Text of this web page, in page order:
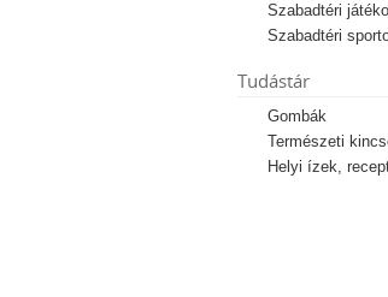
Szabadtéri
Szabadtéri
Tudástár
Gombák
Természeti
Helyi ízek,